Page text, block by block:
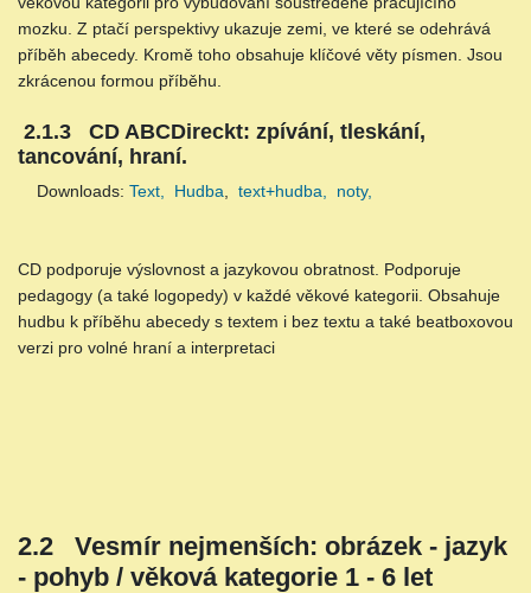
mozku. Z ptačí perspektivy ukazuje zemi, ve které se odehrává
příběh abecedy. Kromě toho obsahuje klíčové věty písmen. Jsou
zkrácenou formou příběhu.
2.1.3 CD ABCDireckt: zpívání, tleskání,
tancování, hraní.
Downloads: Text, Hudba text+hudba, noty,
CD podporuje výslovnost a jazykovou obratnost. Podporuje
pedagogy (a také logopedy) v každé věkové kategorii. Obsahuje
hudbu k příběhu abecedy s textem i bez textu a také beatboxovou
verzi pro volné hraní a interpretaci
2.2 Vesmír nejmenších: obrázek - jazyk
- pohyb / věková kategorie 1 - 6 let